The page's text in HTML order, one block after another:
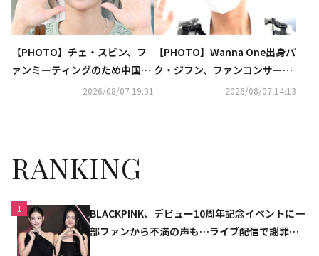
【PHOTO】チェ・スビン、フ
ァンミーティングのため中国へ
出国（動画あり）2026/08/07 19:01
【PHOTO】Wanna One出身パ
ク・ジフン、ファンコンサート
のためマカオへ出国（動画あ
2026/08/07 14:13
RANKING
1
BLACKPINK、デビュー10周年記念イベントに一
部ファンから不満の声も…ライブ配信で謝罪